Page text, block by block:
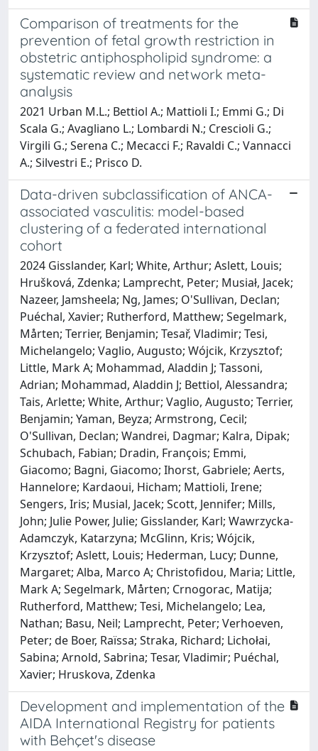
Comparison of treatments for the
prevention of fetal growth restriction in
obstetric antiphospholipid syndrome: a
systematic review and network meta-
analysis
2021 Urban M.L.; Bettiol A.; Mattioli I.; Emmi G.; Di
Scala G.; Avagliano L.; Lombardi N.; Crescioli G.;
Virgili G.; Serena C.; Mecacci F.; Ravaldi C.; Vannacci
A.; Silvestri E.; Prisco D.
Data-driven subclassification of ANCA-
associated vasculitis: model-based
clustering of a federated international
cohort
2024 Gisslander, Karl; White, Arthur; Aslett, Louis;
Hrušková, Zdenka; Lamprecht, Peter; Musiał, Jacek;
Nazeer, Jamsheela; Ng, James; O'Sullivan, Declan;
Puéchal, Xavier; Rutherford, Matthew; Segelmark,
Mårten; Terrier, Benjamin; Tesař, Vladimir; Tesi,
Michelangelo; Vaglio, Augusto; Wójcik, Krzysztof;
Little, Mark A; Mohammad, Aladdin J; Tassoni,
Adrian; Mohammad, Aladdin J; Bettiol, Alessandra;
Tais, Arlette; White, Arthur; Vaglio, Augusto; Terrier,
Benjamin; Yaman, Beyza; Armstrong, Cecil;
O'Sullivan, Declan; Wandrei, Dagmar; Kalra, Dipak;
Schubach, Fabian; Dradin, François; Emmi,
Giacomo; Bagni, Giacomo; Ihorst, Gabriele; Aerts,
Hannelore; Kardaoui, Hicham; Mattioli, Irene;
Sengers, Iris; Musial, Jacek; Scott, Jennifer; Mills,
John; Julie Power, Julie; Gisslander, Karl; Wawrzycka-
Adamczyk, Katarzyna; McGlinn, Kris; Wójcik,
Krzysztof; Aslett, Louis; Hederman, Lucy; Dunne,
Margaret; Alba, Marco A; Christofidou, Maria; Little,
Mark A; Segelmark, Mårten; Crnogorac, Matija;
Rutherford, Matthew; Tesi, Michelangelo; Lea,
Nathan; Basu, Neil; Lamprecht, Peter; Verhoeven,
Peter; de Boer, Raïssa; Straka, Richard; Lichołai,
Sabina; Arnold, Sabrina; Tesar, Vladimir; Puéchal,
Xavier; Hruskova, Zdenka
Development and implementation of the
AIDA International Registry for patients
with Behçet's disease